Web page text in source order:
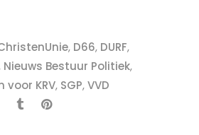
, D66, DURF,
Nieuws Bestuur Politiek,
voor KRV, SGP,VVD